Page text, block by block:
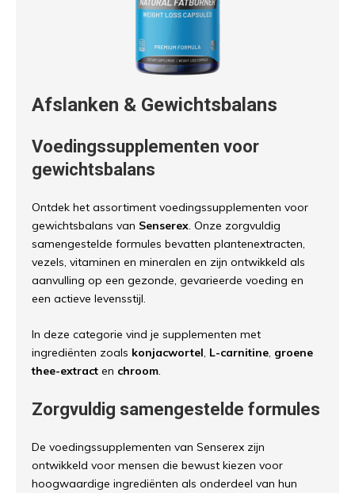
Afslanken & Gewichtsbalans
Voedingssupplementen voor
gewichtsbalans
Ontdek het assortiment voedingssupplementen voor
gewichtsbalans van Senserex. Onze zorgvuldig
samengestelde formules bevatten plantenextracten,
vezels, vitaminen en mineralen en zijn ontwikkeld als
aanvulling op een gezonde, gevarieerde voeding en
een actieve levensstijl.
In deze categorie vind je supplementen met
ingrediënten zoals konjacwortel, L-carnitine, groene
thee-extract en chroom.
Zorgvuldig samengestelde formules
De voedingssupplementen van Senserex zijn
ontwikkeld voor mensen die bewust kiezen voor
hoogwaardige ingrediënten als onderdeel van hun